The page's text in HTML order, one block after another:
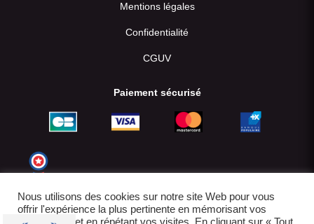
Mentions légales
Confidentialité
CGUV
Paiement sécurisé
Nous utilisons des cookies sur notre site Web pour vous
offrir l'expérience la plus pertinente en mémorisant vos